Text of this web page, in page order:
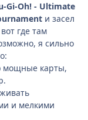
Gi-Oh! - Ultimate
и засел
где там
я сильно
мощные карты,
и мелкими